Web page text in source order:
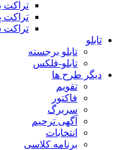
تراکت
تراکت
تراکت
تابلو
تابلو برجسته
تابلو-فلکس
دیگر طرح ها
تقویم
فاکتور
سربرگ
آگهی ترحیم
انتخابات
برنامه کلاسی